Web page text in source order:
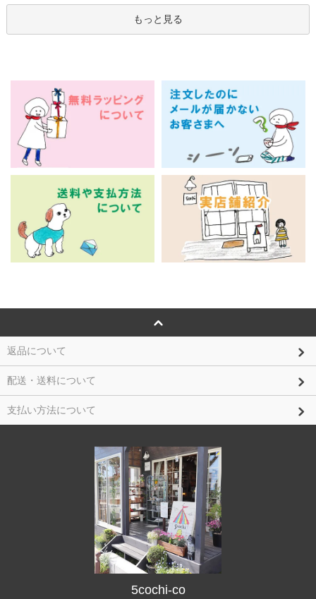
もっと見る
返品について
配送・送料について
支払い方法について
5cochi-co